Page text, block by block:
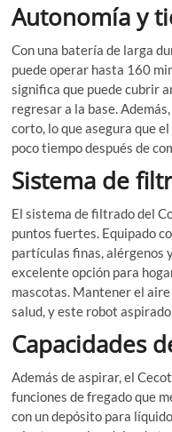
Autonomía y
Con una batería de larga
puede operar hasta 160
significa que puede cubrir
regresar a la base.
corto, lo que asegura que
poco tiempo después de
Sistema de
El sistema de filtrado del
puntos fuertes. Equipado
partículas finas, alérgenos
excelente opción para
mascotas. Mantener el
salud, y este robot
Capacidades
Además de aspirar, el
funciones de fregado que
con un depósito para